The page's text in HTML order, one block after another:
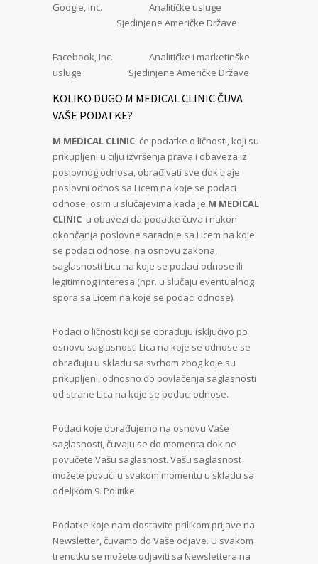
Google, Inc. Analitičke usluge
Sjedinjene Američke Države
Facebook, Inc. Analitičke i marketinške
usluge Sjedinjene Američke Države
KOLIKO DUGO M MEDICAL CLINIC ČUVA
VAŠE PODATKE?
M MEDICAL CLINIC će podatke o ličnosti, koji su
prikupljeni u cilju izvršenja prava i obaveza iz
poslovnog odnosa, obrađivati sve dok traje
poslovni odnos sa Licem na koje se podaci
odnose, osim u slučajevima kada je M MEDICAL
CLINIC u obavezi da podatke čuva i nakon
okončanja poslovne saradnje sa Licem na koje
se podaci odnose, na osnovu zakona,
saglasnosti Lica na koje se podaci odnose ili
legitimnog interesa (npr. u slučaju eventualnog
spora sa Licem na koje se podaci odnose).
Podaci o ličnosti koji se obrađuju isključivo po
osnovu saglasnosti Lica na koje se odnose se
obrađuju u skladu sa svrhom zbog koje su
prikupljeni, odnosno do povlačenja saglasnosti
od strane Lica na koje se podaci odnose.
Podaci koje obrađujemo na osnovu Vaše
saglasnosti, čuvaju se do momenta dok ne
povučete Vašu saglasnost. Vašu saglasnost
možete povući u svakom momentu u skladu sa
odeljkom 9. Politike.
Podatke koje nam dostavite prilikom prijave na
Newsletter, čuvamo do Vaše odjave. U svakom
trenutku se možete odjaviti sa Newslettera na